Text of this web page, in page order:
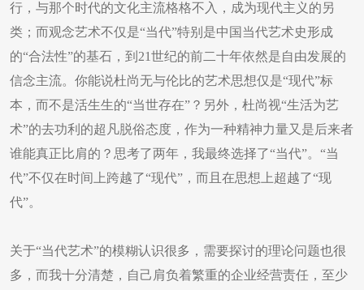
行，与那个时代的文化主流格格不入，成为现代主义的另
类；而观念艺术不仅是“当代”特别是中国当代艺术史形成
的“合法性”的基石，到21世纪的前二十年依然是自由发展的
信念主流。你能说杜尚无与伦比的艺术思想仅是“现代”标
本，而不是活生生的“当世存在”？另外，杜尚视“生活为艺
术”的去功利的超凡脱俗态度，作为一种精神力量又是后来者
谁能真正比肩的？思考了两年，我最终选择了“当代”。“当
代”不仅在时间上跨越了“现代”，而且在思想上超越了“现
代”。
关于“当代艺术”的模糊认识很多，需要探讨的理论问题也很
多，而我十分清楚，自己肩负着繁重的企业经营责任，至少